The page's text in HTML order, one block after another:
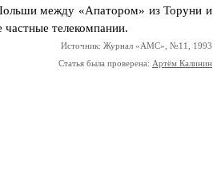
между «Апатором» из Торуни и
частные телекомпании.
Источник: Журнал «АМС», №11, 1993
Статья была проверена: Артём Калинин